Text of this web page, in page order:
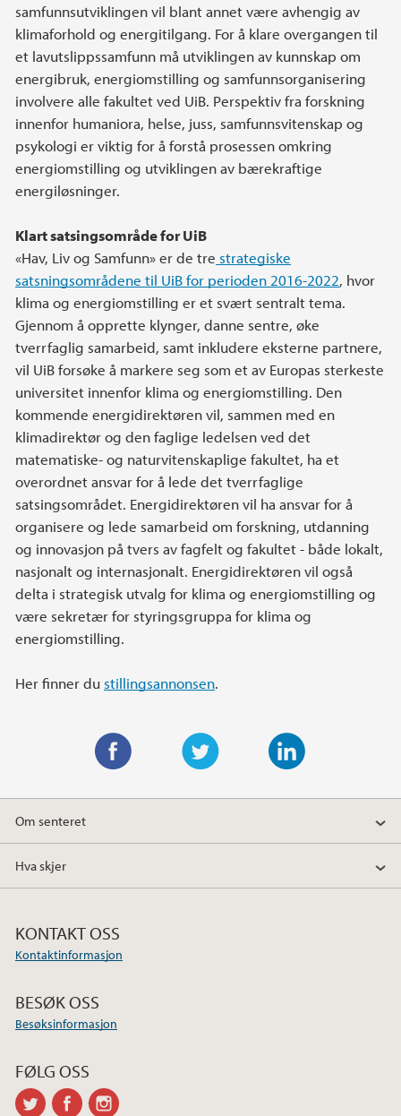
samfunnsutviklingen vil blant annet være avhengig av
klimaforhold og energitilgang. For å klare overgangen til
et lavutslippssamfunn må utviklingen av kunnskap om
energibruk, energiomstilling og samfunnsorganisering
involvere alle fakultet ved UiB. Perspektiv fra forskning
innenfor humaniora, helse, juss, samfunnsvitenskap og
psykologi er viktig for å forstå prosessen omkring
energiomstilling og utviklingen av bærekraftige
energiløsninger.
Klart satsingsområde for UiB
«Hav, Liv og Samfunn» er de tre strategiske
satsningsområdene til UiB for perioden 2016-2022, hvor
klima og energiomstilling er et svært sentralt tema.
Gjennom å opprette klynger, danne sentre, øke
tverrfaglig samarbeid, samt inkludere eksterne partnere,
vil UiB forsøke å markere seg som et av Europas sterkeste
universitet innenfor klima og energiomstilling. Den
kommende energidirektøren vil, sammen med en
klimadirektør og den faglige ledelsen ved det
matematiske- og naturvitenskaplige fakultet, ha et
overordnet ansvar for å lede det tverrfaglige
satsingsområdet. Energidirektøren vil ha ansvar for å
organisere og lede samarbeid om forskning, utdanning
og innovasjon på tvers av fagfelt og fakultet - både lokalt,
nasjonalt og internasjonalt. Energidirektøren vil også
delta i strategisk utvalg for klima og energiomstilling og
være sekretær for styringsgruppa for klima og
energiomstilling.
Her finner dustillingsannonsen.
w
t
e
i
k
d
a
e
o
k
Om senteret
Hva skjer
KONTAKT OSS
Kontaktinformasjon
BESØK OSS
Besøksinformasjon
FØLG OSS
twitter facebook